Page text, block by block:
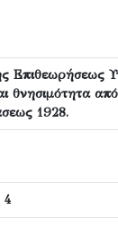
Επιθεωρήσεως
θνησιμότητα
1928.
4